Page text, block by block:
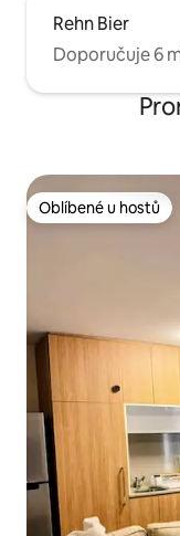
Rehn Bier
Doporučuje 6
Oblíbené u hostů
Oblíbené u hostů